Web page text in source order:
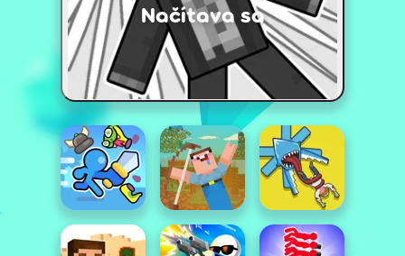
Načítava sa